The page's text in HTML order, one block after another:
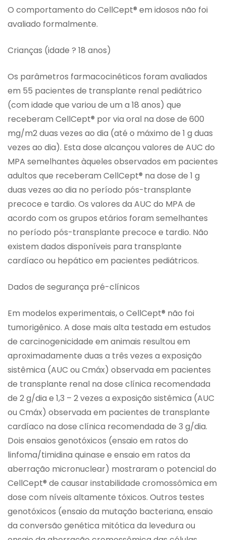
O comportamento do CellCept® em idosos não foi
avaliado formalmente.
Crianças (idade ? 18 anos)
Os parâmetros farmacocinéticos foram avaliados
em 55 pacientes de transplante renal pediátrico
(com idade que variou de um a 18 anos) que
receberam CellCept® por via oral na dose de 600
mg/m2 duas vezes ao dia (até o máximo de 1 g duas
vezes ao dia). Esta dose alcançou valores de AUC do
MPA semelhantes àqueles observados em pacientes
adultos que receberam CellCept® na dose de 1 g
duas vezes ao dia no período pós-transplante
precoce e tardio. Os valores da AUC do MPA de
acordo com os grupos etários foram semelhantes
no período pós-transplante precoce e tardio. Não
existem dados disponíveis para transplante
cardíaco ou hepático em pacientes pediátricos.
Dados de segurança pré-clínicos
Em modelos experimentais, o CellCept® não foi
tumorigênico. A dose mais alta testada em estudos
de carcinogenicidade em animais resultou em
aproximadamente duas a três vezes a exposição
sistêmica (AUC ou Cmáx) observada em pacientes
de transplante renal na dose clínica recomendada
de 2 g/dia e 1,3 – 2 vezes a exposição sistêmica (AUC
ou Cmáx) observada em pacientes de transplante
cardíaco na dose clínica recomendada de 3 g/dia.
Dois ensaios genotóxicos (ensaio em ratos do
linfoma/timidina quinase e ensaio em ratos da
aberração micronuclear) mostraram o potencial do
CellCept® de causar instabilidade cromossômica em
dose com níveis altamente tóxicos. Outros testes
genotóxicos (ensaio da mutação bacteriana, ensaio
da conversão genética mitótica da levedura ou